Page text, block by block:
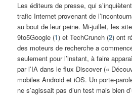
Les éditeurs de presse, qui
trafic Internet provenant de
au bout de leur peine. Mi-juillet, les
9to5Google (1) et TechCrunch (2) ont
des moteurs de recherche a
seulement pour l’instant, à faire
par l’IA dans le flux Discover («
mobiles Android et iOS. Un porte-
ne s’agissait pas d’un test mais bien